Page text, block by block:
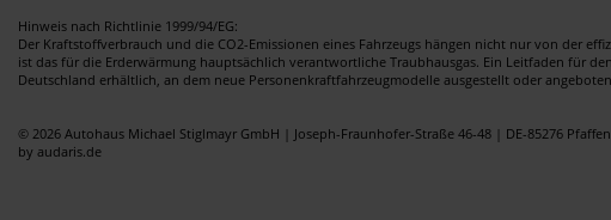
Hinweis nach Richtlinie 1999/94/EG:
Der Kraftstoffverbrauch und die CO2-Emissionen eines Fahrzeugs hängen nicht nur von der
ist das für die Erderwärmung hauptsächlich verantwortliche Traubhausgas. Ein Leitfaden für
Deutschland erhältlich, an dem neue Personenkraftfahrzeugmodelle ausgestellt oder
© 2026 Autohaus Michael Stiglmayr GmbH | Joseph-Fraunhofer-Straße 46-48 | DE-85276
by audaris.de